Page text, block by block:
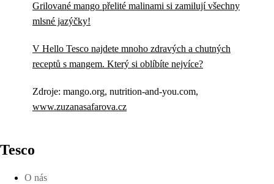
Grilované mango přelité malinami si zamilují všechny
mlsné jazýčky!
V Hello Tesco najdete mnoho zdravých a chutných
receptů s mangem. Který si oblíbíte nejvíce?
Zdroje: mango.org, nutrition-and-you.com,
www.zuzanasafarova.cz
Tesco
O nás